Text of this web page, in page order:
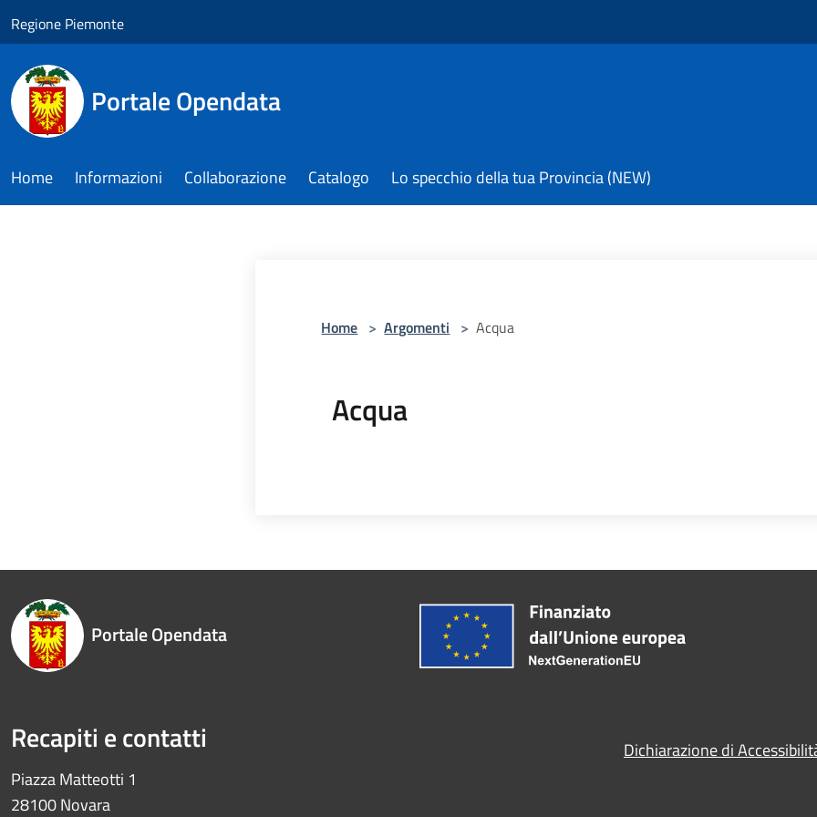
Regione Piemonte
Portale Opendata
Home Informazioni Collaborazione Catalogo Lo specchio della tua Provincia (NEW)
Home > Argomenti > Acqua
Acqua
Portale Opendata
Recapiti e contatti
Piazza Matteotti 1
28100 Novara
Dichiarazione di